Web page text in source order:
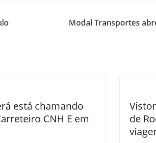
Modal Transportes
está chamando
CNH E em
de